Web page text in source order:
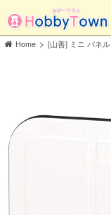
Home > [山善] ミニ パネ